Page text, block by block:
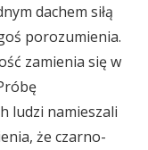
dachem siłą
porozumienia.
zamienia się w
ludzi namieszali
że czarno-